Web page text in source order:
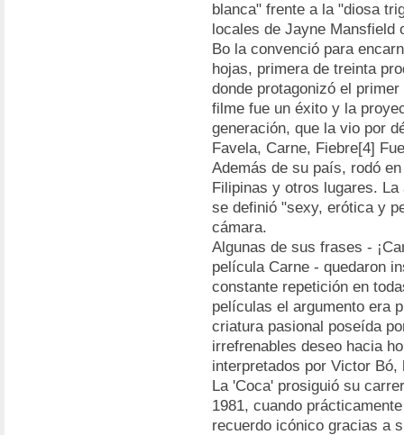
blanca" frente a la "diosa
locales de Jayne Mansfield
Bo la convenció para
hojas, primera de treinta
donde protagonizó el
filme fue un éxito y la
generación, que la vio por
Favela, Carne, Fiebre[4]
Además de su país, rodó
Filipinas y otros lugares.
se definió "sexy, erótica y
cámara.
Algunas de sus frases -
película Carne - quedaron
constante repetición en
películas el argumento era
criatura pasional poseída
irrefrenables deseo hacia
interpretados por Victor Bó,
La 'Coca' prosiguió su
1981, cuando
recuerdo icónico gracias a